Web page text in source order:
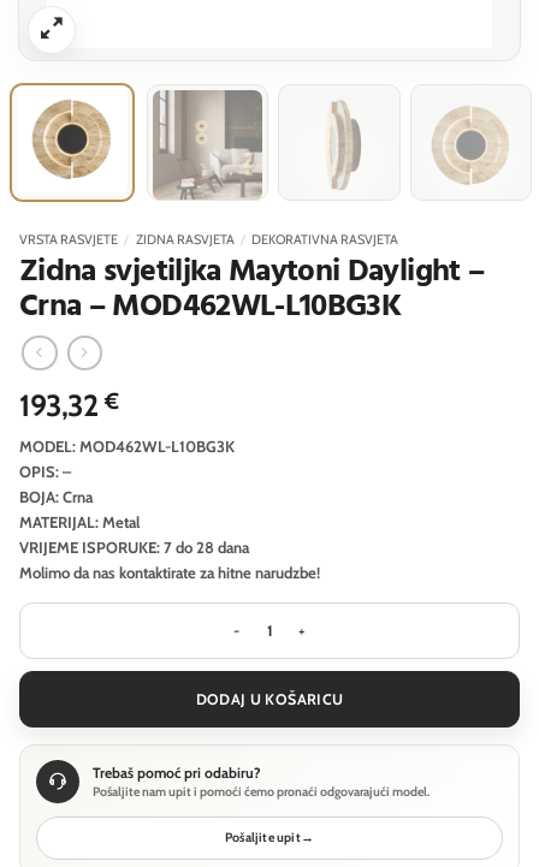
VRSTA RASVJETE / ZIDNA RASVJETA / DEKORATIVNA RASVJETA
Zidna svjetiljka Maytoni Daylight –
Crna – MOD462WL-L10BG3K
193,32€
MODEL: MOD462WL-L10BG3K
OPIS: –
BOJA: Crna
MATERIJAL: Metal
VRIJEME ISPORUKE: 7 do 28 dana
Molimo da nas kontaktirate za hitne narudzbe!
Zidna svjetiljka Maytoni Daylight -
DODAJ U KOŠARICU
Trebaš pomoć pri odabiru?
Pošaljite nam upit i pomoći ćemo pronaći odgovarajući model.
Pošaljite upit→